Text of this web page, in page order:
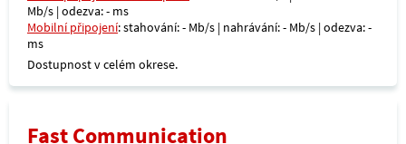
Mb/s | odezva: - ms
Mobilní připojení: stahování: - Mb/s | nahrávání: - Mb/s | odezva: -
ms
Dostupnost v celém okrese.
Fast Communication